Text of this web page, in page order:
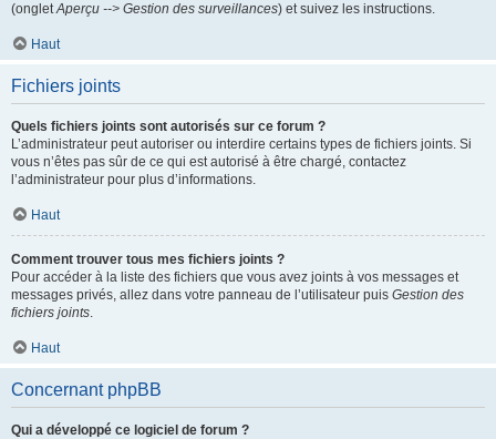
(ongletAperçu --> Gestion des surveillances) et suivez les instructions.
Haut
Fichiers joints
Quels fichiers joints sont autorisés sur ce forum ?
L’administrateur peut autoriser ou interdire certains types de fichiers joints. Si
vous n’êtes pas sûr de ce qui est autorisé à être chargé, contactez
l’administrateur pour plus d’informations.
Haut
Comment trouver tous mes fichiers joints ?
Pour accéder à la liste des fichiers que vous avez joints à vos messages et
messages privés, allez dans votre panneau de l’utilisateur puis Gestion des
fichiers joints.
Haut
Concernant phpBB
Qui a développé ce logiciel de forum ?